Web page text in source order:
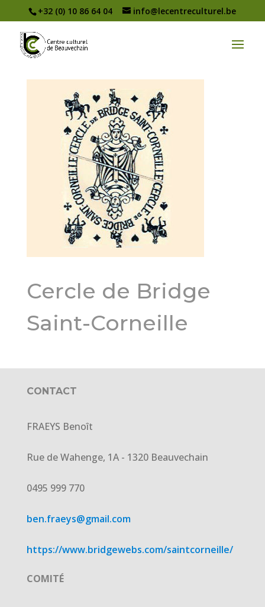
+32 (0) 10 86 64 04 info@lecentreculturel.be
Cercle de Bridge
Saint-Corneille
CONTACT
FRAEYS Benoît
Rue de Wahenge, 1A - 1320 Beauvechain
0495 999 770
ben.fraeys@gmail.com
https://www.bridgewebs.com/saintcorneille/
COMITÉ